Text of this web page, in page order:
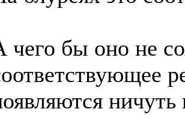
чего бы оно не